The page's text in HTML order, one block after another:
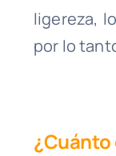
ligereza,
por lo